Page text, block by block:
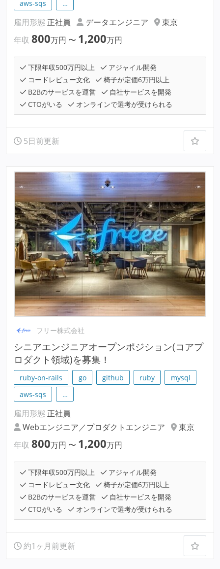
aws-sqs …
雇用形態 正社員 データエンジニア
東京
年収 800万円 〜 1,200万円
下限年収500万円以上
アジャイル開発
コードレビュー文化
椅子が定価6万円以上
B2Bのサービスを運営
自社サービスを開発
CTOがいる
オンラインで選考が受けられる
5日前更新
フリー株式会社
シニアエンジニアオープンポジション(コアプ
ロダクト領域)を募集！
ruby-on-rails go github ruby
mysql
aws-sqs
…
雇用形態 正社員
Webエンジニア／プロダクトエンジニア
東京
年収 800万円 〜 1,200万円
下限年収500万円以上
アジャイル開発
コードレビュー文化
椅子が定価6万円以上
B2Bのサービスを運営
自社サービスを開発
CTOがいる
オンラインで選考が受けられる
約1ヶ月前更新